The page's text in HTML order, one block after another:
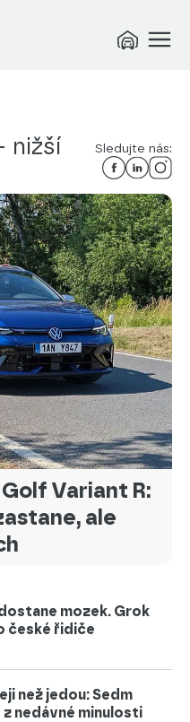
nižší
Sledujte nás:
Variant R:
ale
mozek. Grok
české řidiče
než jedou: Sedm
nedávné minulosti